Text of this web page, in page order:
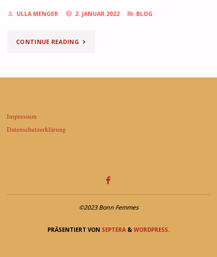
ULLA MENGER 2. JANUAR 2022 BLOG
CONTINUE READING"WEG
TRÜBSINN,
Impressum
Datenschutzerklärung
©2023 Bonn Femmes
PRÄSENTIERT VON SEPTERA & WORDPRESS.